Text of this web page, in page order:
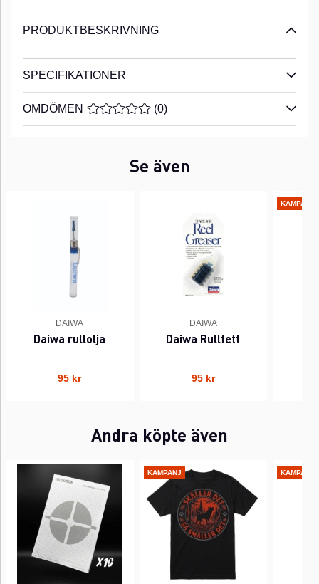
PRODUKTBESKRIVNING
SPECIFIKATIONER
OMDÖMEN MEDELBETYG 0 AV 5 ANTAL BETYG 0
(0)
Se även
DAIWA
Daiwa rullolja
95 kr
DAIWA
Daiwa Rullfett
95 kr
KAMPANJ
Andra köpte även
KAMPANJ KAMPANJ